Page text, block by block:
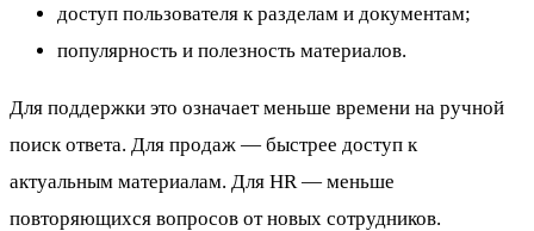
доступ пользователя к разделам и документам;
популярность и полезность материалов.
Для поддержки это означает меньше времени на ручной
поиск ответа. Для продаж — быстрее доступ к
актуальным материалам. Для HR — меньше
повторяющихся вопросов от новых сотрудников.